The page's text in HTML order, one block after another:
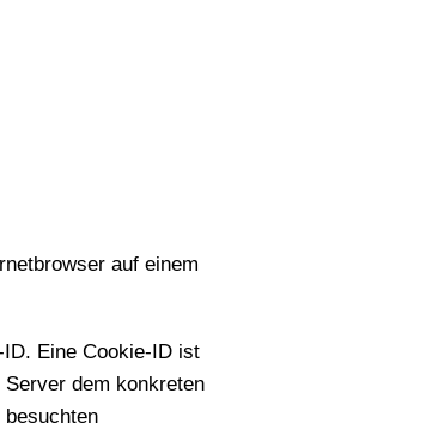
auf einem
Eine Cookie-ID ist
dem konkreten